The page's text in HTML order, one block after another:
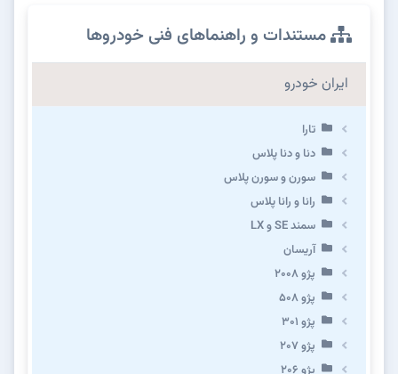
مستندات و راهنماهای فنی خودروها
ایران خودرو
تارا
دنا و دنا پلاس
سورن و سورن پلاس
رانا و رانا پلاس
سمند SE و LX
آریسان
پژو ۲۰۰۸
پژو ۵۰۸
پژو 301
پژو ۲۰۷